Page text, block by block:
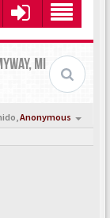
MI
Anonymous